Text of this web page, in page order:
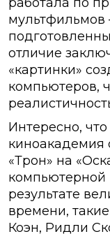
мультфильмов
отличие
«картинки»
компьютеров,
Интересно,
киноакадемия
«Трон» на
результате
времени,
Коэн, Ридли